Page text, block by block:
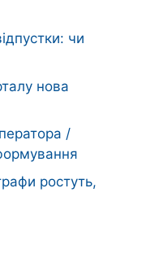
чи
нова
/
ростуть,